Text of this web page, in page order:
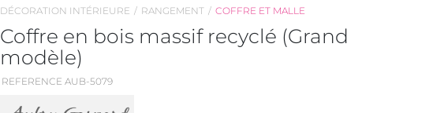
DÉCORATION INTÉRIEURE RANGEMENT COFFRE ET MALLE
Coffre en bois massif recyclé (Grand
modèle)
REFERENCE AUB-5079